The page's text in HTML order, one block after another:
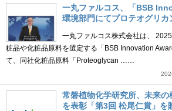
一丸ファルコス、「BSB
環境部門にてプロテオグリカ
一丸ファルコス株式会社は、
粧品や化粧品原料を選定する「BSB Innovation
て、同社化粧品原料「Proteoglycan ……
常磐植物化学研究所、未来
を表彰「第3回 松尾仁賞」を